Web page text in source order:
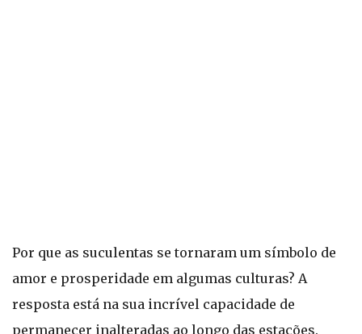
Por que as suculentas se tornaram um símbolo de
amor e prosperidade em algumas culturas? A
resposta está na sua incrível capacidade de
permanecer inalteradas ao longo das estações.